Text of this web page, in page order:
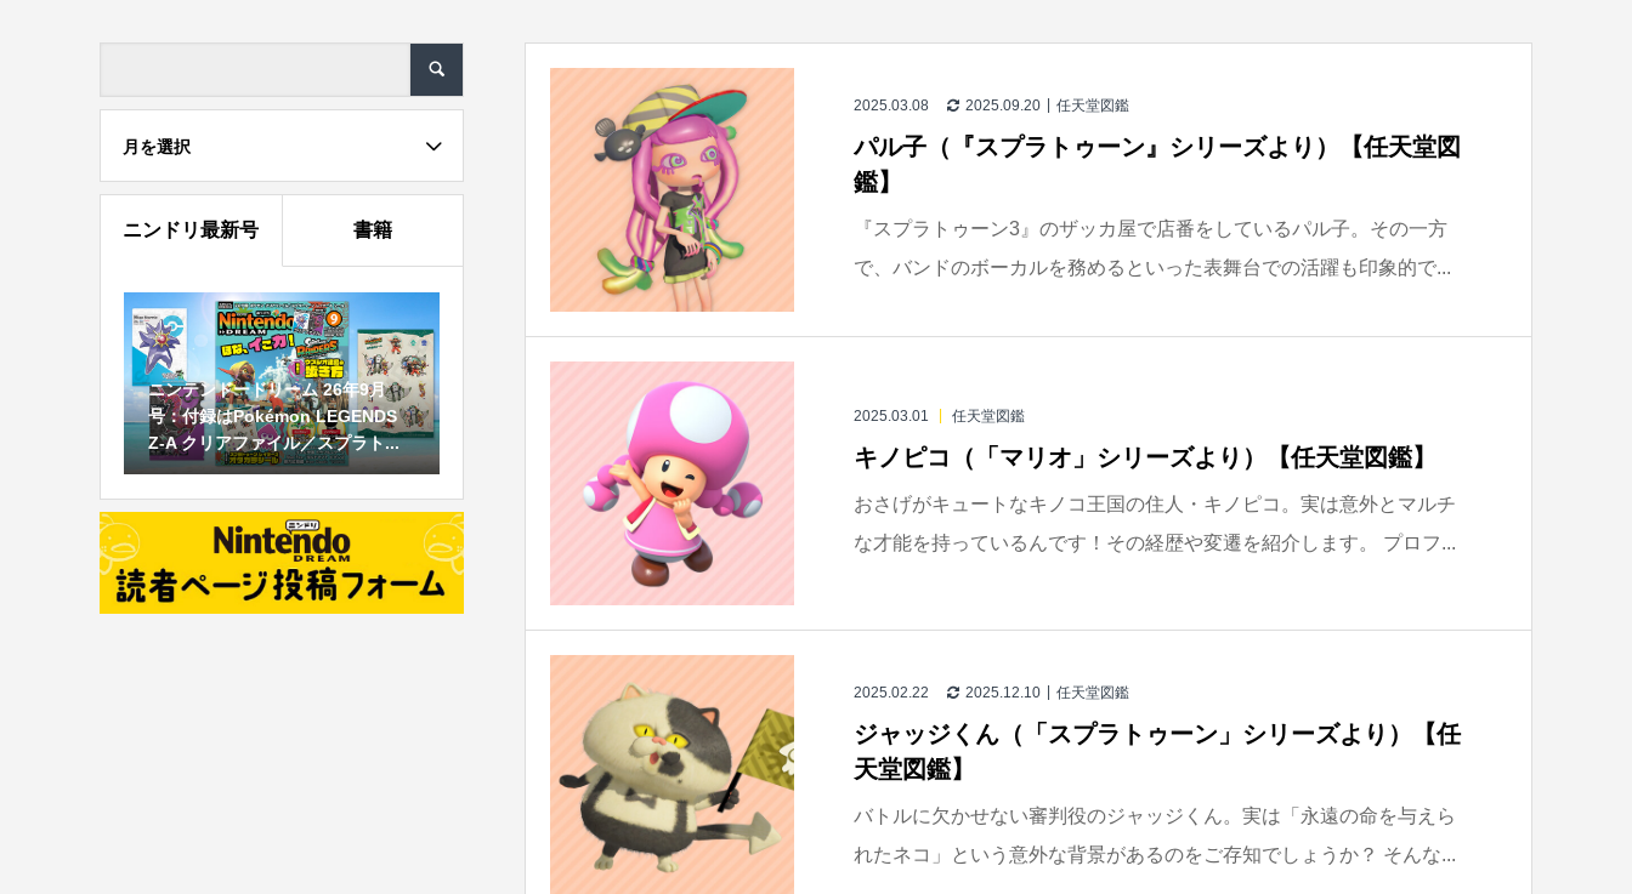
2025.03.08 2025.09.20 任天堂図鑑
パル子（『スプラトゥーン』シリーズより）【任天堂図
鑑】
『スプラトゥーン3』のザッカ屋で店番をしているパル子。その一方
で、バンドのボーカルを務めるといった表舞台での活躍も印象的で...
2025.03.01 任天堂図鑑
キノピコ（「マリオ」シリーズより）【任天堂図鑑】
おさげがキュートなキノコ王国の住人・キノピコ。実は意外とマルチ
な才能を持っているんです！その経歴や変遷を紹介します。 プロフ...
2025.02.22 2025.12.10 任天堂図鑑
ジャッジくん（「スプラトゥーン」シリーズより）【任
天堂図鑑】
バトルに欠かせない審判役のジャッジくん。実は「永遠の命を与えら
れたネコ」という意外な背景があるのをご存知でしょうか？ そんな...
月を選択
ニンドリ最新号 書籍
ニンテンドードリーム 26年9月
号：付録はPokémon LEGENDS
Z-A クリアファイル／スプラト...